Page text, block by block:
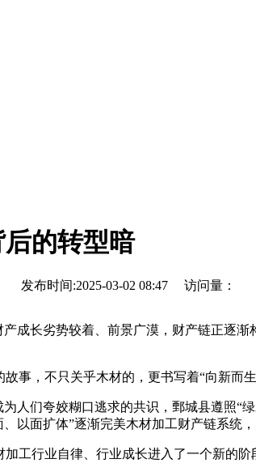
的转型暗
发布时间:2025-03-02 08:47 访问量：
长劣势较着、前景广漠，财产链正逐渐
，不只关乎木材的，更书写着“向新而生
们夸姣糊口逃求的共识，鄄城县遵照“
以面扩体”逐渐完美木材加工财产链系统
工行业自律、行业成长进入了一个新的阶